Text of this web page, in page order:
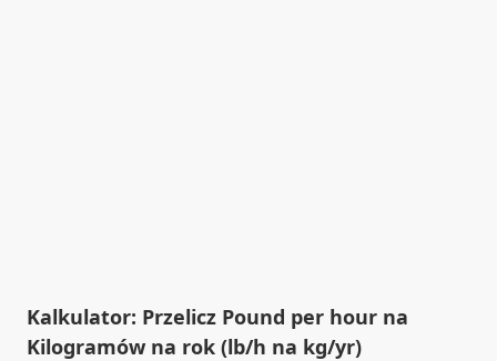
Kalkulator: Przelicz Pound per hour na
Kilogramów na rok (lb/h na kg/yr)